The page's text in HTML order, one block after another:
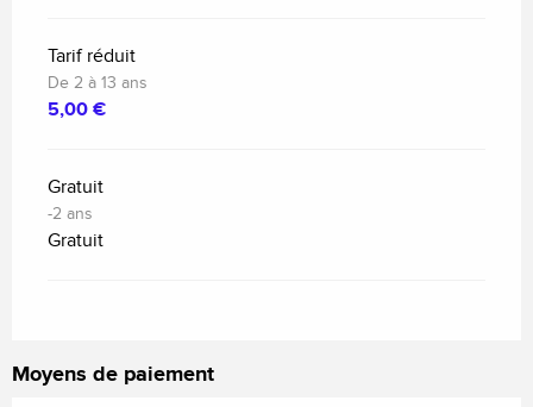
Tarif réduit
De 2 à 13 ans
5,00 €
Gratuit
-2 ans
Gratuit
Moyens de paiement